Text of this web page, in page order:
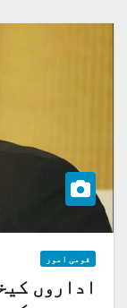
قومی امور
اداروں